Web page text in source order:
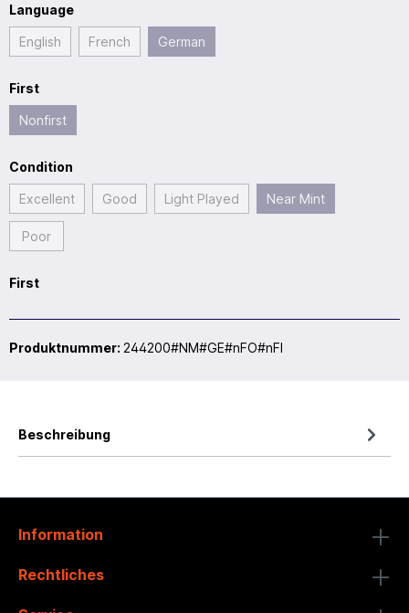
Language
English French German
First
Nonfirst
Condition
Excellent Good Light Played Near Mint
Poor
First
Produktnummer: 244200#NM#GE#nFO#nFI
Beschreibung
Information
Rechtliches